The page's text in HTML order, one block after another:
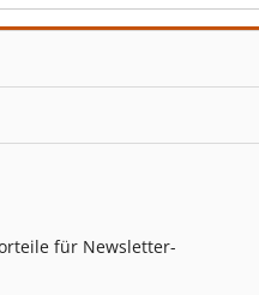
für Newsletter-